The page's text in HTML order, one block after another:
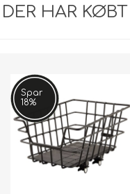
HAR
Spar
18%